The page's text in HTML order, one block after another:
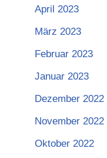
April 2023
März 2023
Februar 2023
Januar 2023
Dezember 2022
November 2022
Oktober 2022